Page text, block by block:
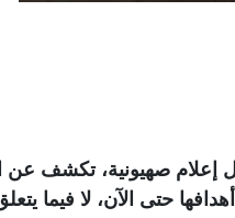
إعلام صهيونية، تكشف عن
حتى الآن، لا فيما